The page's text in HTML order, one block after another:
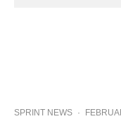
SPRINT NEWS ·